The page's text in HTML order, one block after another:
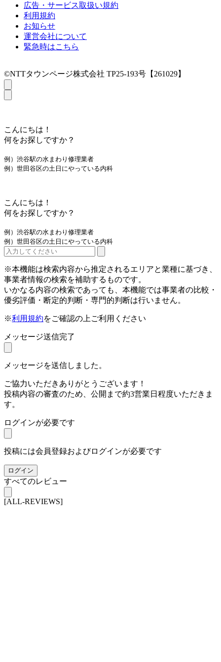
広告・サービス取扱い規約
利用規約
お知らせ
運営会社について
緊急時はこちら
©NTTタウンページ株式会社 TP25-193号【261029】
こんにちは！
何をお探しですか？
例）渋谷駅の水まわり修理業者
例）世田谷区の土日にやっている内科
こんにちは！
何をお探しですか？
例）渋谷駅の水まわり修理業者
例）世田谷区の土日にやっている内科
※本機能は検索内容から推定されるエリアと業種に基づき、
事業者情報の検索を補助するものです。
いかなる内容の検索であっても、本機能では事業者の比較・
優劣評価・断定的判断・専門的判断は行いません。
※利用規約をご確認の上ご利用ください
メッセージ送信完了
メッセージを送信しました。
ご協力いただきありがとうございます！
投稿内容の審査のため、公開まで約3営業日程度いただきま
す。
ログインが必要です
投稿には会員登録およびログインが必要です
ログイン
すべてのレビュー
[ALL-REVIEWS]